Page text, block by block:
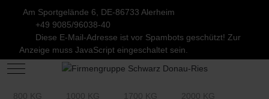
Am Sportgelände 6, DE-86733 Alerheim
+49 9085/96038-40
Diese E-Mail-Adresse ist vor Spambots geschützt! Zur
Anzeige muss JavaScript eingeschaltet sein.
Mobile Menu Toggle
800 KG 1000 KG 1700 KG 2000 KG